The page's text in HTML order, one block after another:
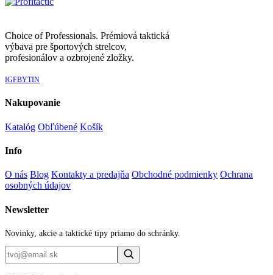
Choice of Professionals. Prémiová taktická
výbava pre športových strelcov,
profesionálov a ozbrojené zložky.
IGFBYTIN
Nakupovanie
Katalóg Obľúbené Košík
Info
O nás Blog Kontakty a predajňa Obchodné podmienky Ochrana
osobných údajov
Newsletter
Novinky, akcie a taktické tipy priamo do schránky.